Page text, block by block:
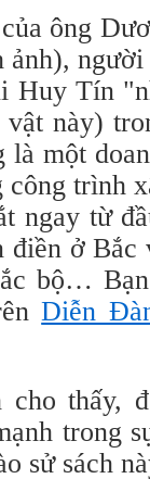
ông
ảnh),
Huy Tín
này)
một
trình
ngay từ
điền ở Bắc
bộ…
Diễn
cho thấy,
trong
sử sách